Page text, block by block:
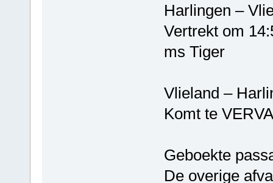
Vertrekt om
ms Tiger
Vlieland
Komt te
Geboekte
De overige